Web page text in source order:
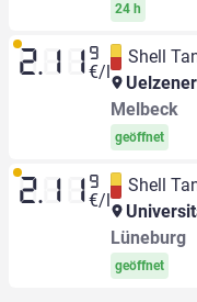
24 h
2.11 9
€/l
Shell
Melbeck
geöffnet
2.11 9
€/l
Shell
Lüneburg
geöffnet